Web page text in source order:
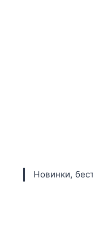
Новинки,